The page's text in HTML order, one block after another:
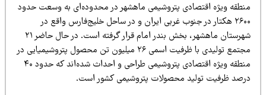
ویژه اقتصادی پتروشیمی ماهشهر در محدوده‌ای به وسعت حدود
۲۶۰۰ هکتار در جنوب غربی ایران و در ساحل خلیج‌فارس واقع در
شهرستان ماهشهر، بخش بندر امام قرار گرفته است. در حال حاضر ۲۱
مجتمع تولیدی با ظرفیت اسمی ۲۶ میلیون تن محصول پتروشیمیایی در
منطقه ویژه اقتصادی پتروشیمی طراحی و احداث شده‌اند که حدود ۴۰
ظرفیت تولید محصولات پتروشیمی کشور است.